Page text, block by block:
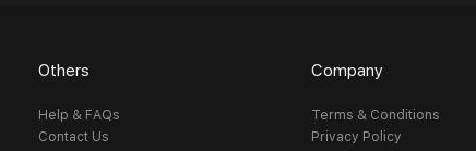
Others
Help & FAQs
Contact Us
Company
Terms & Conditions
Privacy Policy